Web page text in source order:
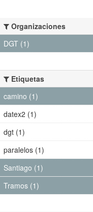
Organizaciones
DGT (1)
Etiquetas
camino (1)
datex2 (1)
dgt (1)
paralelos (1)
Santiago (1)
Tramos (1)